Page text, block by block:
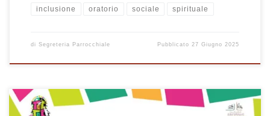
inclusione oratorio sociale spirituale
di Segreteria Parrocchiale Pubblicato 27 Giugno 2025